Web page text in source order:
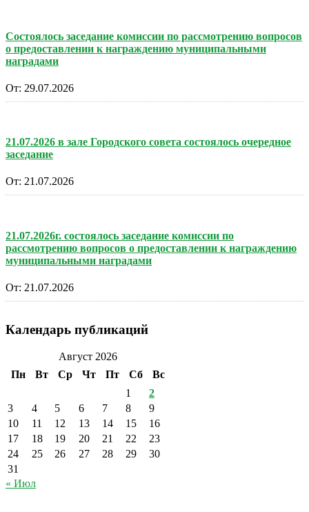
Состоялось заседание комиссии по рассмотрению вопросов
о предоставлении к награждению муниципальными
наградами
От: 29.07.2026
21.07.2026 в зале Городского совета состоялось очередное
заседание
От: 21.07.2026
21.07.2026г. состоялось заседание комиссии по
рассмотрению вопросов о предоставлении к награждению
муниципальными наградами
От: 21.07.2026
Календарь публикаций
Август 2026
Пн
Вт Ср Чт Пт Сб
Вс
1
2
3
4 5 6 7 8
9
10
11 12 13 14 15
16
17
18 19 20 21 22
23
24
25 26 27 28 29
30
31
« Июл